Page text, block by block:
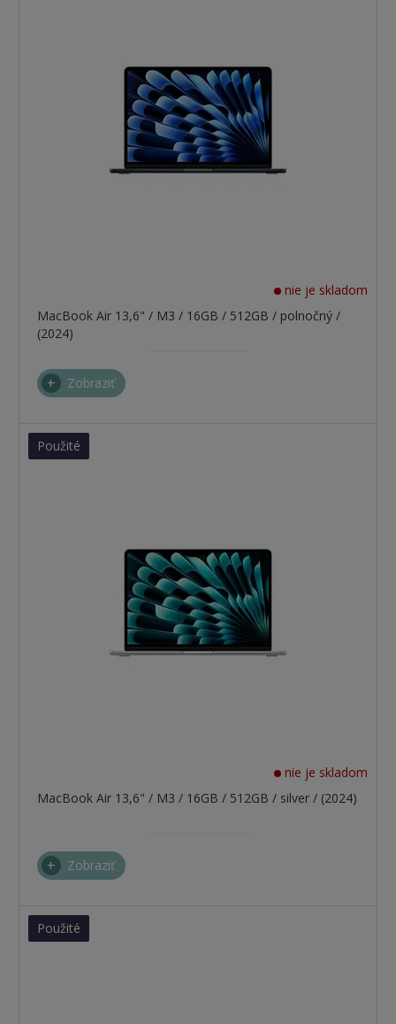
nie je skladom
MacBook Air 13,6" / M3 / 16GB / 512GB / polnočný /
(2024)
Zobraziť
Použité
nie je skladom
MacBook Air 13,6" / M3 / 16GB / 512GB / silver / (2024)
Zobraziť
Použité